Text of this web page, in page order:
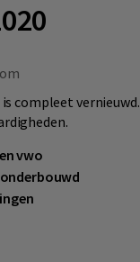
compleet vernieuwd.
vwo